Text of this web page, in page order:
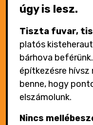
úgy is lesz.
Tiszta fuvar,
platós
bárhova
építkezésre
benne, hogy
elszámolunk.
Nincs